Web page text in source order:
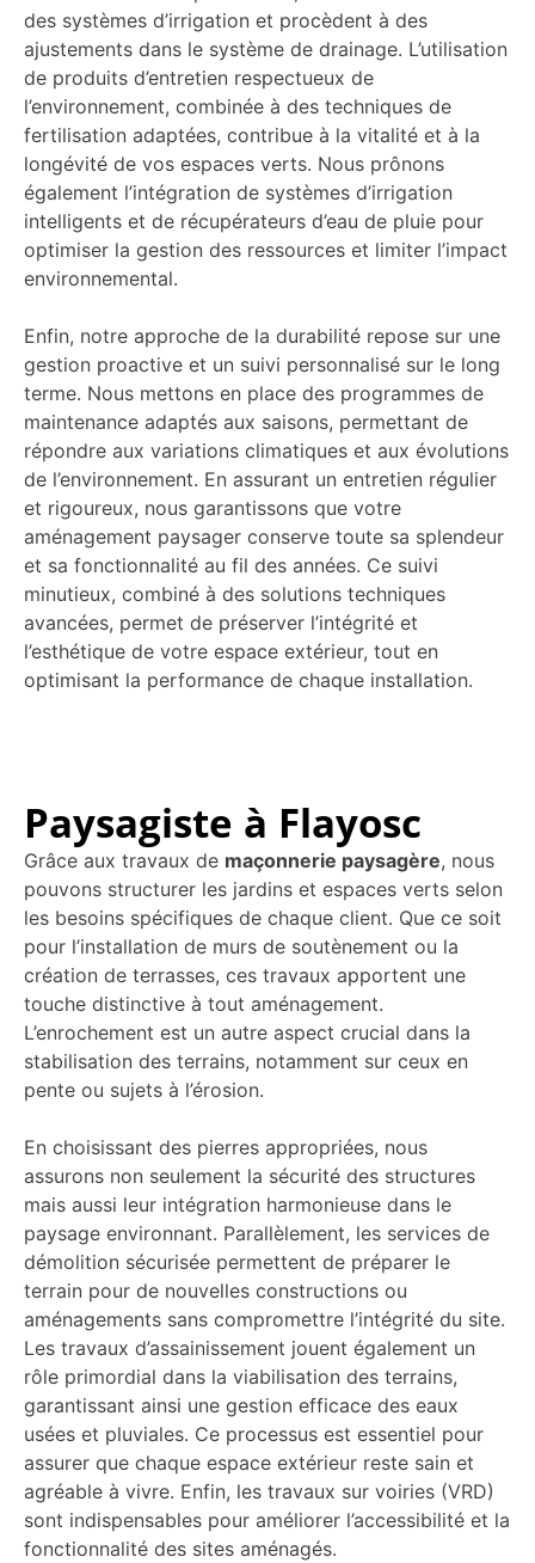
des systèmes d’irrigation et procèdent à des
ajustements dans le système de drainage. L’utilisation
de produits d’entretien respectueux de
l’environnement, combinée à des techniques de
fertilisation adaptées, contribue à la vitalité et à la
longévité de vos espaces verts. Nous prônons
également l’intégration de systèmes d’irrigation
intelligents et de récupérateurs d’eau de pluie pour
optimiser la gestion des ressources et limiter l’impact
environnemental.
Enfin, notre approche de la durabilité repose sur une
gestion proactive et un suivi personnalisé sur le long
terme. Nous mettons en place des programmes de
maintenance adaptés aux saisons, permettant de
répondre aux variations climatiques et aux évolutions
de l’environnement. En assurant un entretien régulier
et rigoureux, nous garantissons que votre
aménagement paysager conserve toute sa splendeur
et sa fonctionnalité au fil des années. Ce suivi
minutieux, combiné à des solutions techniques
avancées, permet de préserver l’intégrité et
l’esthétique de votre espace extérieur, tout en
optimisant la performance de chaque installation.
Paysagiste à Flayosc
Grâce aux travaux de maçonnerie paysagère, nous
pouvons structurer les jardins et espaces verts selon
les besoins spécifiques de chaque client. Que ce soit
pour l’installation de murs de soutènement ou la
création de terrasses, ces travaux apportent une
touche distinctive à tout aménagement.
L’enrochement est un autre aspect crucial dans la
stabilisation des terrains, notamment sur ceux en
pente ou sujets à l’érosion.
En choisissant des pierres appropriées, nous
assurons non seulement la sécurité des structures
mais aussi leur intégration harmonieuse dans le
paysage environnant. Parallèlement, les services de
démolition sécurisée permettent de préparer le
terrain pour de nouvelles constructions ou
aménagements sans compromettre l’intégrité du site.
Les travaux d’assainissement jouent également un
rôle primordial dans la viabilisation des terrains,
garantissant ainsi une gestion efficace des eaux
usées et pluviales. Ce processus est essentiel pour
assurer que chaque espace extérieur reste sain et
agréable à vivre. Enfin, les travaux sur voiries (VRD)
sont indispensables pour améliorer l’accessibilité et la
fonctionnalité des sites aménagés.